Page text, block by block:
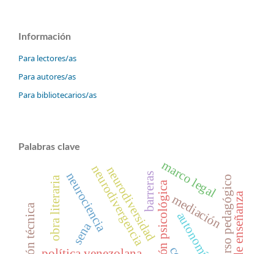
Información
Para lectores/as
Para autores/as
Para bibliotecarios/as
Palabras clave
neurodivergencia
neurodiversidad
neurociencia mediaciónrecurso pedagógico
obra literaria sena
marco legal
barreras